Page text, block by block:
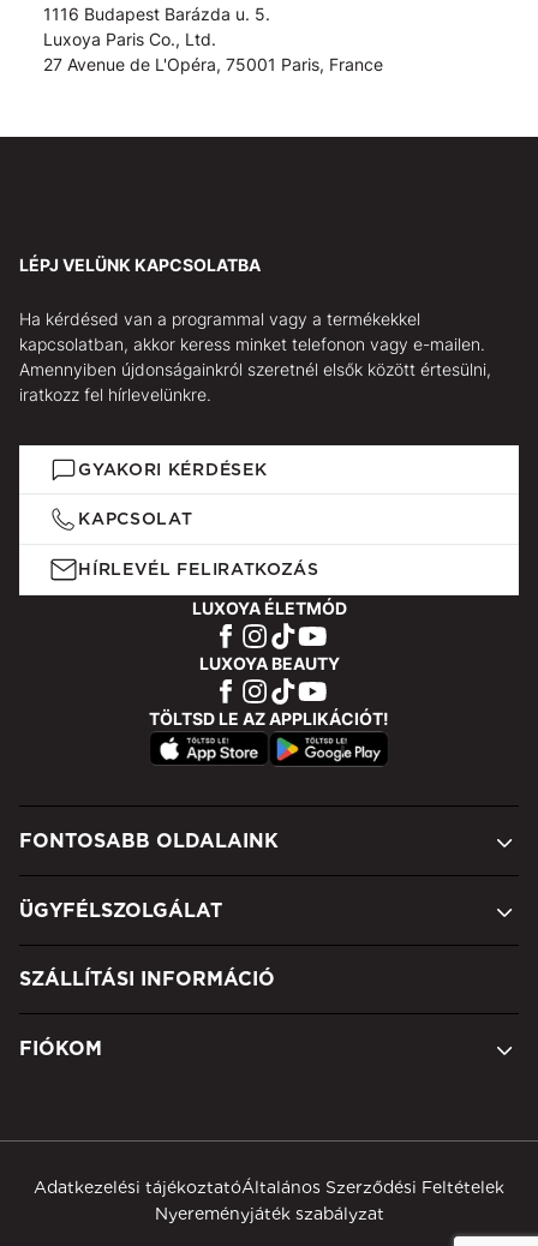
1116 Budapest Barázda u. 5.
Luxoya Paris Co., Ltd.
27 Avenue de L'Opéra, 75001 Paris, France
LÉPJ VELÜNK KAPCSOLATBA
Ha kérdésed van a programmal vagy a termékekkel
kapcsolatban, akkor keress minket telefonon vagy e-mailen.
Amennyiben újdonságainkról szeretnél elsők között értesülni,
iratkozz fel hírlevelünkre.
GYAKORI KÉRDÉSEK
KAPCSOLAT
HÍRLEVÉL FELIRATKOZÁS
LUXOYA ÉLETMÓD
LUXOYA BEAUTY
TÖLTSD LE AZ APPLIKÁCIÓT!
FONTOSABB OLDALAINK
ÜGYFÉLSZOLGÁLAT
SZÁLLÍTÁSI INFORMÁCIÓ
FIÓKOM
Adatkezelési tájékoztatóÁltalános Szerződési Feltételek
Nyereményjáték szabályzat